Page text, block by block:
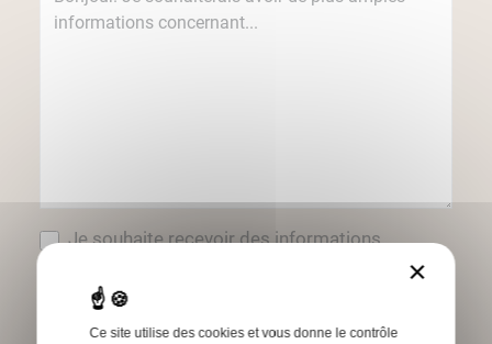
Je souhaite recevoir des informations
concernant les produits et services Humbert
par e-mail.
*Champs obligatoires
×
Ce site utilise des cookies et vous donne le contrôle